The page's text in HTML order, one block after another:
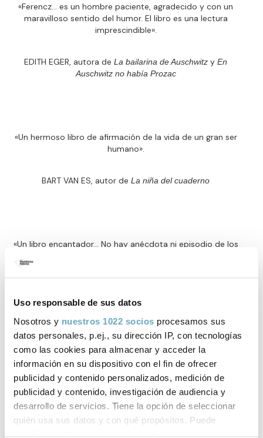
Uso responsable de sus datos
Nosotros y nuestros 1022 socios procesamos sus
datos personales, p.ej., su dirección IP, con tecnologías
como las cookies para almacenar y acceder la
información en su dispositivo con el fin de ofrecer
publicidad y contenido personalizados, medición de
publicidad y contenido, investigación de audiencia y
desarrollo de servicios. Tiene la opción de seleccionar
quién usa sus datos y con qué propósitos. Puede
cambiar o retirar su consentimiento en cualquier
«Ferencz… es un hombre paciente, agradecido y con un
maravilloso sentido del humor. El libro es una lectura
imprescindible».
EDITH EGER, autora de La bailarina de Auschwitz y En
Auschwitz no había Prozac
«Un hermoso libro de afirmación de la vida de un gran ser
humano».
BART VAN ES, autor de La niña del cuaderno
«Un libro encantador… No hay anécdota ni episodio de los
Opciones de compra:
Todos tus libros
Comprar ahora
Gastos de envío gratis a España. Envío 3-4 días laborables para península y
Baleares. Sujeto a disponibilidad.